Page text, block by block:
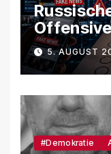
unsere
5. AUGUST
#Demokratie